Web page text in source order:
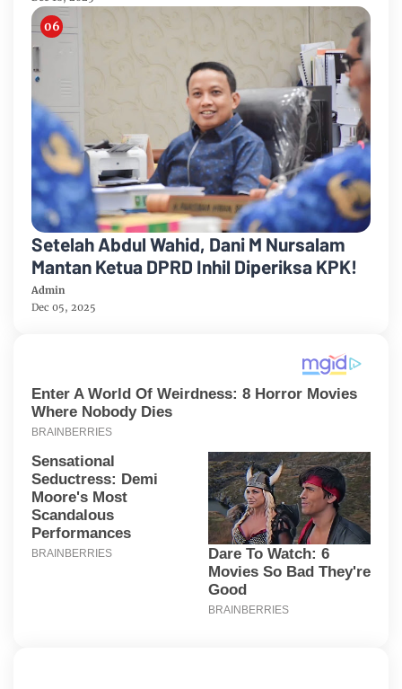
Setelah Abdul Wahid, Dani M Nursalam
Mantan Ketua DPRD Inhil Diperiksa KPK!
Admin
Dec 05, 2025